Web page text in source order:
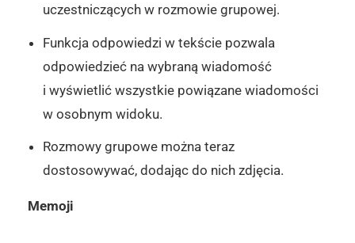
uczestniczących w rozmowie grupowej.
Funkcja odpowiedzi w tekście pozwala
odpowiedzieć na wybraną wiadomość
i wyświetlić wszystkie powiązane wiadomości
w osobnym widoku.
Rozmowy grupowe można teraz
dostosowywać, dodając do nich zdjęcia.
Memoji